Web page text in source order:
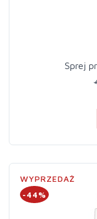
Sprej
WYPRZEDAŻ
-44%